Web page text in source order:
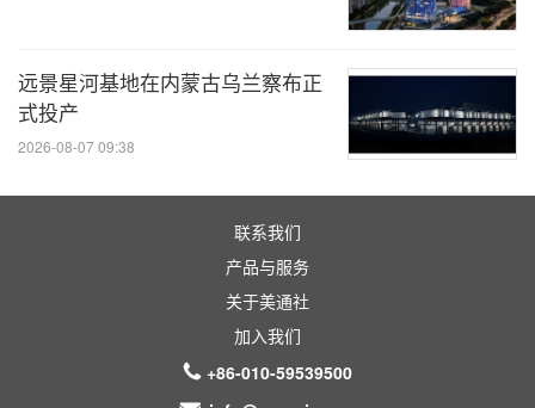
远景星河基地在内蒙古乌兰察布正
式投产
2026-08-07 09:38
联系我们
产品与服务
关于美通社
加入我们
+86-010-59539500